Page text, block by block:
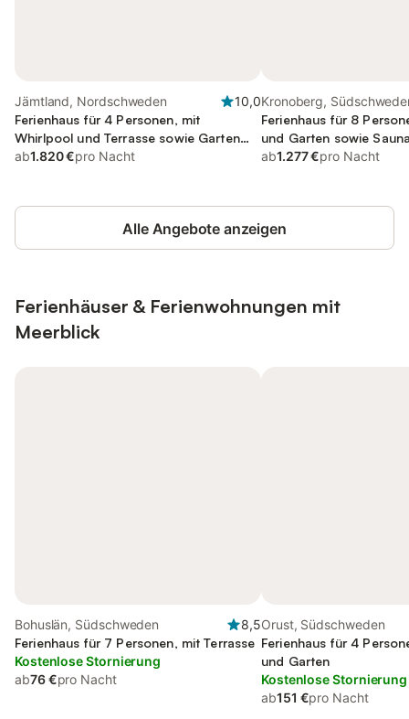
Jämtland, Nordschweden
10,0
Ferienhaus für 4 Personen, mit
Whirlpool und Terrasse sowie Garten
und Sauna
ab1.820 €pro Nacht
Kronoberg,
Ferienhaus für 8
und Garten sowie
ab1.277 €pro Nacht
Alle Angebote anzeigen
Ferienhäuser & Ferienwohnungen mit
Meerblick
Bohuslän, Südschweden
8,5
Ferienhaus für 7 Personen, mit Terrasse
Kostenlose Stornierung
ab76 €pro Nacht
Orust, Südschweden
Ferienhaus für 4
und Garten
Kostenlose Stornierung
ab151 €pro Nacht